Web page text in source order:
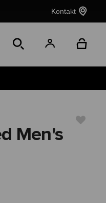
Kontakt
Men's